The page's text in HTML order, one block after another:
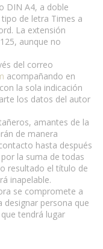
DIN A4, a doble
de letra Times a
La extensión
aunque no
del correo
acompañando en
la sola indicación
los datos del autor
amantes de la
de manera
hasta después
la suma de todas
resultado el título de
inapelable.
se compromete a
persona que
tendrá lugar